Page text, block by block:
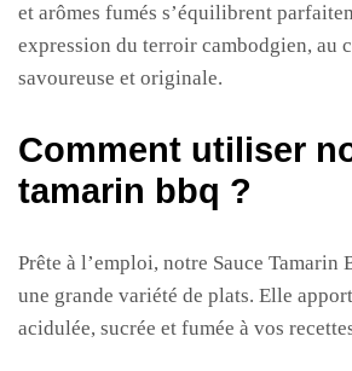
et arômes fumés s’équilibrent
expression du terroir cambodgien, au
savoureuse et originale.
Comment utiliser
tamarin bbq ?
Prête à l’emploi, notre Sauce Tamarin
une grande variété de plats. Elle
acidulée, sucrée et fumée à vos